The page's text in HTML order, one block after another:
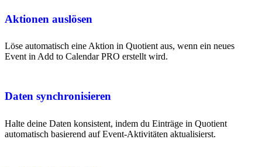
Aktionen auslösen
Löse automatisch eine Aktion in Quotient aus, wenn ein neues
Event in Add to Calendar PRO erstellt wird.
Daten synchronisieren
Halte deine Daten konsistent, indem du Einträge in Quotient
automatisch basierend auf Event-Aktivitäten aktualisierst.